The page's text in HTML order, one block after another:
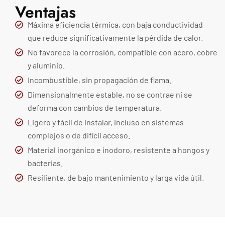
Ventajas
Máxima eficiencia térmica, con baja conductividad
que reduce significativamente la pérdida de calor.
No favorece la corrosión, compatible con acero, cobre
y aluminio.
Incombustible, sin propagación de flama.
Dimensionalmente estable, no se contrae ni se
deforma con cambios de temperatura.
Ligero y fácil de instalar, incluso en sistemas
complejos o de difícil acceso.
Material inorgánico e inodoro, resistente a hongos y
bacterias.
Resiliente, de bajo mantenimiento y larga vida útil.